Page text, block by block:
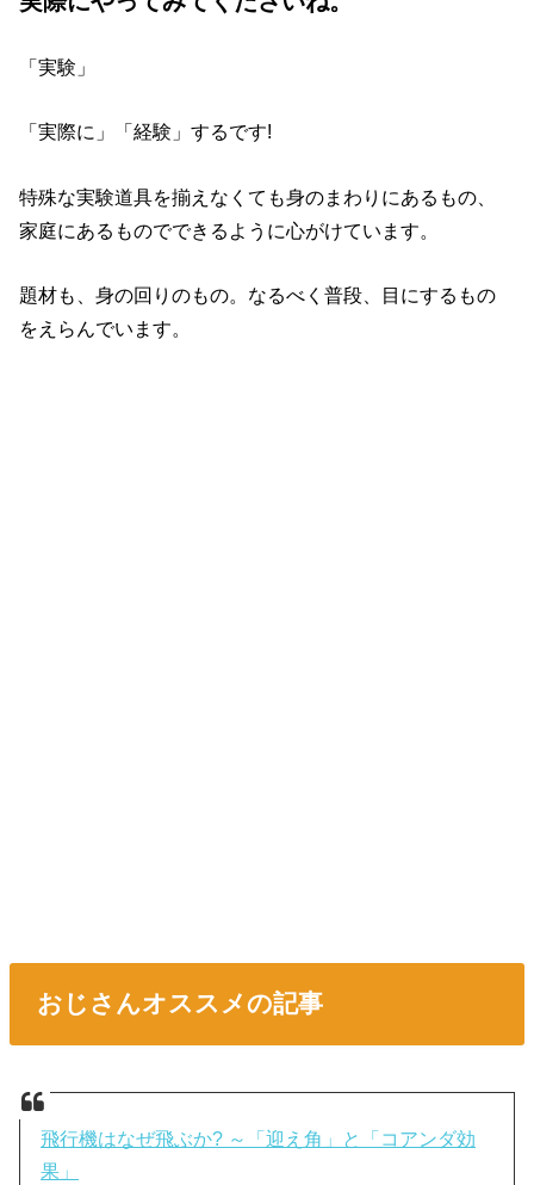
「実験」
「実際に」「経験」するです!
特殊な実験道具を揃えなくても身のまわりにあるもの、
家庭にあるものでできるように心がけています。
題材も、身の回りのもの。なるべく普段、目にするもの
をえらんでいます。
おじさんオススメの記事
飛行機はなぜ飛ぶか? ～「迎え角」と「コアンダ効
果」